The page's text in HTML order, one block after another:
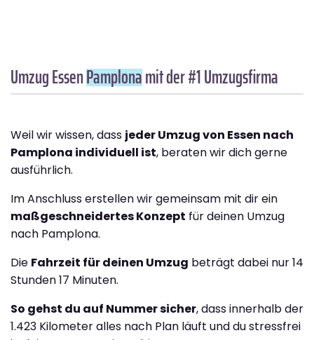
Umzug EssenPamplonamit der #1 Umzugsfirma
Weil wir wissen, dass jeder Umzug von Essen nach
Pamplona individuell ist, beraten wir dich gerne
ausführlich.
Im Anschluss erstellen wir gemeinsam mit dir ein
maßgeschneidertes Konzept für deinen Umzug
nach Pamplona.
Die Fahrzeit für deinen Umzug beträgt dabei nur 14
Stunden 17 Minuten.
So gehst du auf Nummer sicher, dass innerhalb der
1.423 Kilometer alles nach Plan läuft und du stressfrei